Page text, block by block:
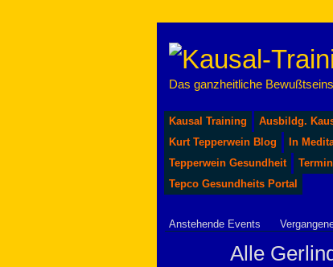
Das ganzheitliche
Kausal Training Ausbildg.
Kurt Tepperwein Blog
In
Tepperwein Gesundheit
Tepco Gesundheits Portal
Anstehende Events
Alle